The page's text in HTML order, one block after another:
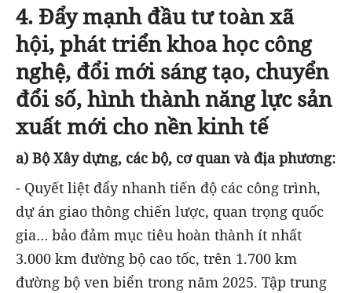
4. Đẩy mạnh đầu tư toàn xã
hội, phát triển khoa học công
nghệ, đổi mới sáng tạo, chuyển
đổi số, hình thành năng lực sản
xuất mới cho nền kinh tế
a) Bộ Xây dựng, các bộ, cơ quan và địa phương:
- Quyết liệt đẩy nhanh tiến độ các công trình,
dự án giao thông chiến lược, quan trọng quốc
gia… bảo đảm mục tiêu hoàn thành ít nhất
3.000 km đường bộ cao tốc, trên 1.700 km
đường bộ ven biển trong năm 2025. Tập trung